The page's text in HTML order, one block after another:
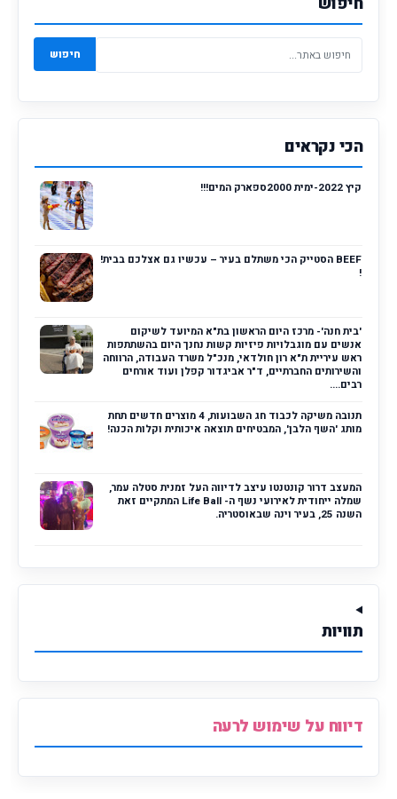
חיפוש
הכי נקראים
קיץ 2022-ימית 2000ספארק המים!!!
BEEF הסטייק הכי משתלם בעיר – עכשיו גם אצלכם בבית!
!
'בית חנה'- מרכז היום הראשון בת"א המיועד לשיקום
אנשים עם מוגבלויות פיזיות קשות נחנך היום בהשתתפות
ראש עיריית ת"א רון חולדאי, מנכ"ל משרד העבודה, הרווחה
והשירותים החברתיים, ד"ר אביגדור קפלן ועוד אורחים
רבים....
תנובה משיקה לכבוד חג השבועות, 4 מוצרים חדשים תחת
מותג 'השף הלבן', המבטיחים תוצאה איכותית וקלות הכנה!
המעצב דרור קונטנטו עיצב לדיווה העל זמנית סטלה עמר,
שמלה ייחודית לאירועי נשף ה- Life Ball המתקיים זאת
השנה 25, בעיר וינה שבאוסטריה.
תוויות
דיווח על שימוש לרעה